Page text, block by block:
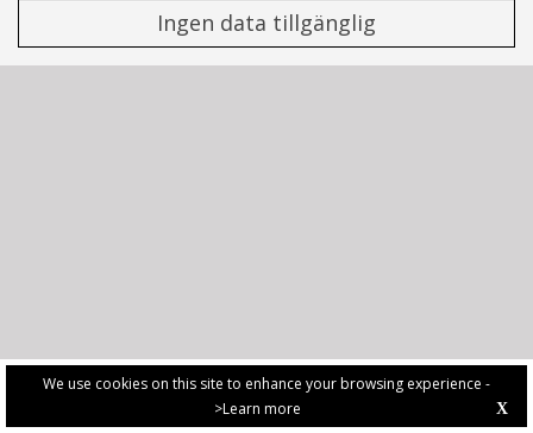
We use cookies on this site to enhance your browsing experience -
>Learn more
X
Ingen data tillgänglig